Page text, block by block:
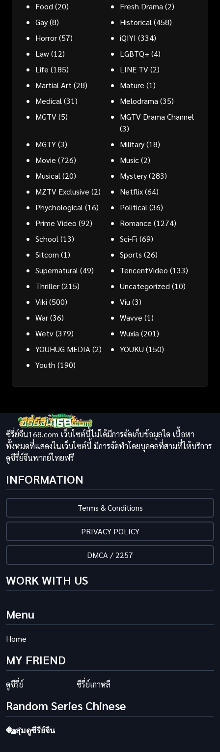
Food (20) Fresh Drama (2)
Gay(8) Historical (458)
Horror(57) iQIYI (334)
Law(12) LGBTQ+ (4)
Life (185) LINE TV(2)
Martial Art (28) Mature (1)
Medical (31) Melodrama (35)
MGTV(5)
MGTV Drama Channel
(3)
MGTY(3) Military(18)
Movie (726) Music(2)
Musical (20) Mystery(283)
MZTV Exclusive (2) Netflix(64)
Phychological (16) Political (36)
Prime Video (92) Romance (1274)
School (13) Sci-Fi (69)
Sitcom (1) Sports (26)
Supernatural (49) TencentVideo (133)
Thriller(215) Uncategorized (10)
Viki (500) Viu (3)
War(36) Wavve (1)
Wetv(379) Wuxia (201)
YOUHUG MEDIA (2) YOUKU (150)
Youth (190)
ซีรี่ย์จีน168.com เว็บไซต์นี้ไม่ได้มีการจัดเก็บข้อมูลใด เนื้อหา
ทั้งหมดที่แสดงในเว็บไซต์นี้ มีการจัดทำโดยบุคคลที่สามที่ให้บริการ
ดูซีรี่ย์จีนพากย์ไทยฟรี
INFORMATION
Terms & Conditions
PRIVACY POLICY
DMCA / 2257
WORK WITH US
Menu
Home
MY FRIEND
ดูซีรี่ย์ ซีรี่ย์เกาหลี
Random Series Chinese
สุ่มดูซีรีย์จีน